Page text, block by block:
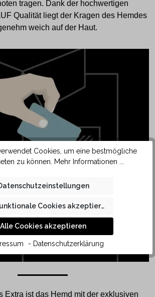
tragen. Dank der hochwertigen
Qualität liegt der Kragen des Hemdes
weich auf der Haut.
SAFETY
POCKET
Extra ist das Hemd mit der exklusiven
Cookies, um eine bestmögliche
zu können. Mehr Informationen ...
Cookies akzeptieren
Alle Cookies akzeptieren
- Datenschutzerklärung